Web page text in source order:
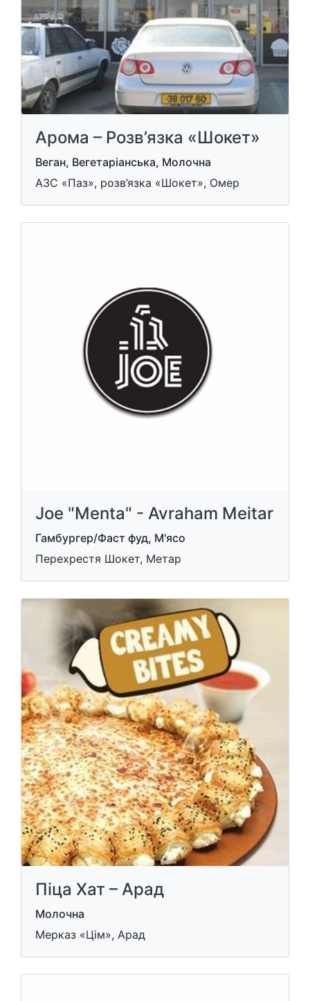
Арома – Розв’язка «Шокет»
Веган, Вегетаріанська, Молочна
АЗС «Паз», розв’язка «Шокет», Омер
Joe "Menta" - Avraham Meitar
Гамбургер/Фаст фуд, М'ясо
Перехрестя Шокет, Метар
Піца Хат – Арад
Молочна
Мерказ «Цім», Арад